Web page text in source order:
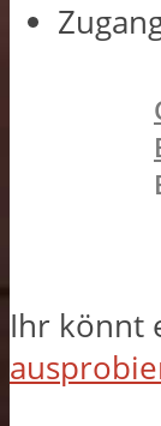
Ihr könnt